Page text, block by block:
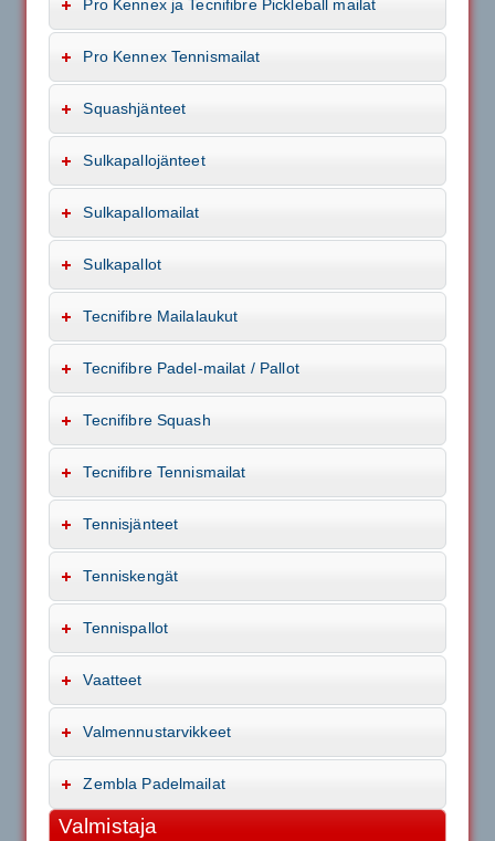
Pro Kennex ja Tecnifibre Pickleball mailat
Pro Kennex Tennismailat
Squashjänteet
Sulkapallojänteet
Sulkapallomailat
Sulkapallot
Tecnifibre Mailalaukut
Tecnifibre Padel-mailat / Pallot
Tecnifibre Squash
Tecnifibre Tennismailat
Tennisjänteet
Tenniskengät
Tennispallot
Vaatteet
Valmennustarvikkeet
Zembla Padelmailat
Valmistaja